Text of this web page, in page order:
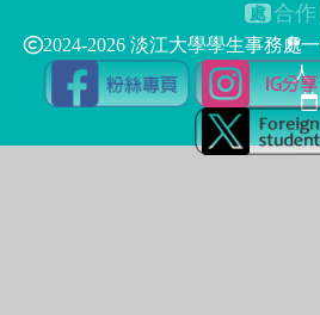
處 合作
2024-2026 淡江大學學生事務處
人